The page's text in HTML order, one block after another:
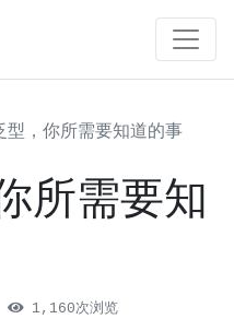
型，你所需要知道的事
所需要知
1,160次浏览